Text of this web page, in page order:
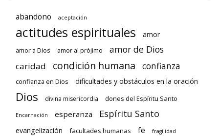
abandono aceptación
actitudes espirituales amor
amor a Dios amor al prójimo amor de Dios
caridad condición humana confianza
confianza en Dios dificultades y obstáculos en la oración
Dios divina misericordia dones del Espíritu Santo
Encarnación esperanza Espíritu Santo
evangelización facultades humanas fe fragilidad